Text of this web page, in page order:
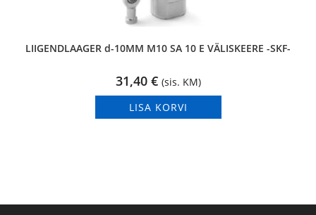
LIIGENDLAAGER d-10MM M10 SA 10 E VÄLISKEERE -SKF-
31,40 € (sis. KM)
LISA KORVI